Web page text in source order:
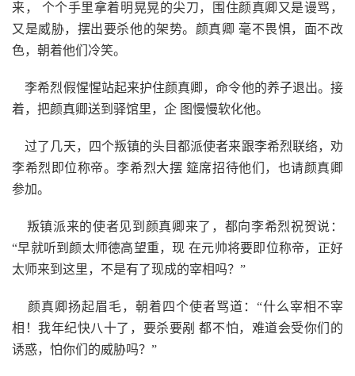
来， 个个手里拿着明晃晃的尖刀，围住颜真卿又是谩骂，
又是威胁，摆出要杀他的架势。颜真卿 毫不畏惧，面不改
色，朝着他们冷笑。
李希烈假惺惺站起来护住颜真卿，命令他的养子退出。接
着，把颜真卿送到驿馆里，企 图慢慢软化他。
过了几天，四个叛镇的头目都派使者来跟李希烈联络，劝
李希烈即位称帝。李希烈大摆 筵席招待他们，也请颜真卿
参加。
叛镇派来的使者见到颜真卿来了，都向李希烈祝贺说：
“早就听到颜太师德高望重，现 在元帅将要即位称帝，正好
太师来到这里，不是有了现成的宰相吗？”
颜真卿扬起眉毛，朝着四个使者骂道：“什么宰相不宰
相！我年纪快八十了，要杀要剐 都不怕，难道会受你们的
诱惑，怕你们的威胁吗？”